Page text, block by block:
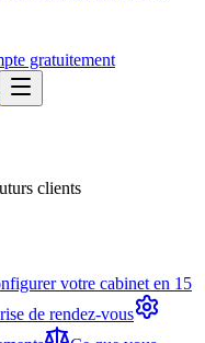
gratuitement
clients
votre cabinet en 15
de rendez-vous